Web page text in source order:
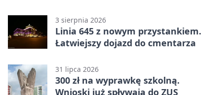
3 sierpnia 2026
Linia 645 z nowym przystankiem.
Łatwiejszy dojazd do cmentarza
31 lipca 2026
300 zł na wyprawkę szkolną.
Wnioski już spływają do ZUS